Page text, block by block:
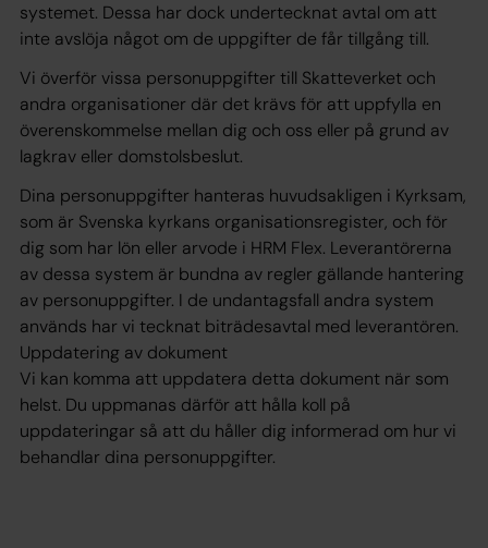
systemet. Dessa har dock undertecknat avtal om att
inte avslöja något om de uppgifter de får tillgång till.
Vi överför vissa personuppgifter till Skatteverket och
andra organisationer där det krävs för att uppfylla en
överenskommelse mellan dig och oss eller på grund av
lagkrav eller domstolsbeslut.
Dina personuppgifter hanteras huvudsakligen i Kyrksam,
som är Svenska kyrkans organisationsregister, och för
dig som har lön eller arvode i HRM Flex. Leverantörerna
av dessa system är bundna av regler gällande hantering
av personuppgifter. I de undantagsfall andra system
används har vi tecknat biträdesavtal med leverantören.
Uppdatering av dokument
Vi kan komma att uppdatera detta dokument när som
helst. Du uppmanas därför att hålla koll på
uppdateringar så att du håller dig informerad om hur vi
behandlar dina personuppgifter.